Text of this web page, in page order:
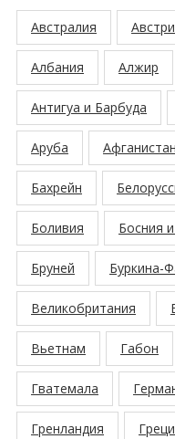
Австралия
Албания Алжир
Антигуа и Барбуда
Аруба Афганистан
Бахрейн
Боливия Босния
Бруней Буркина-
Великобритания
Вьетнам Габон
Гватемала
Гренландия